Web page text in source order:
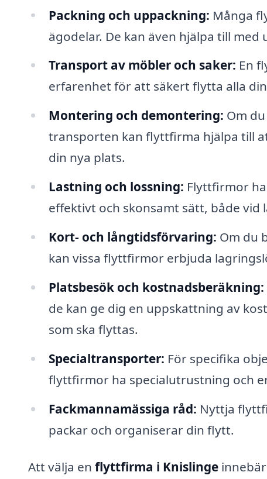
Packning och uppackning: Många
ägodelar. De kan även hjälpa till
Transport av möbler och saker: En
erfarenhet för att säkert flytta alla
Montering och demontering: Om
transporten kan flyttfirma hjälpa till
din nya plats.
Lastning och lossning: Flyttfirmor
effektivt och skonsamt sätt, både vid
Kort- och långtidsförvaring: Om du
kan vissa flyttfirmor erbjuda
Platsbesök och kostnadsberäkning:
de kan ge dig en uppskattning av
som ska flyttas.
Specialtransporter: För specifika
flyttfirmor ha specialutrustning och
Fackmannamässiga råd: Nyttja
packar och organiserar din flytt.
Att välja en flyttfirma i Knislinge